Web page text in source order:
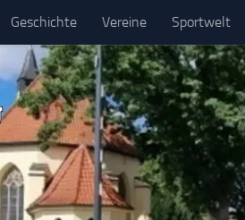
Geschichte Vereine Sportwelt